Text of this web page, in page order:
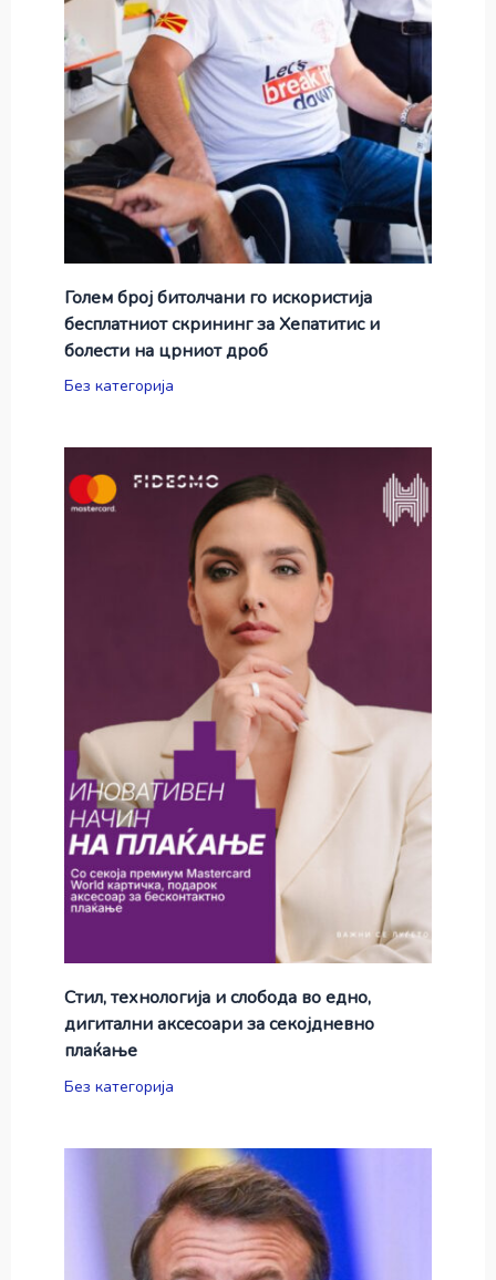
Голем број битолчани го искористија
бесплатниот скрининг за Хепатитис и
болести на црниот дроб
Без категорија
Стил, технологија и слобода во едно,
дигитални аксесоари за секојдневно
плаќање
Без категорија